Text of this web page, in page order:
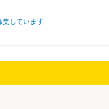
集しています